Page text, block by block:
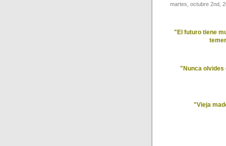
martes, octubre 2nd,
"El futuro tiene
"Nunca olvides
"Vieja